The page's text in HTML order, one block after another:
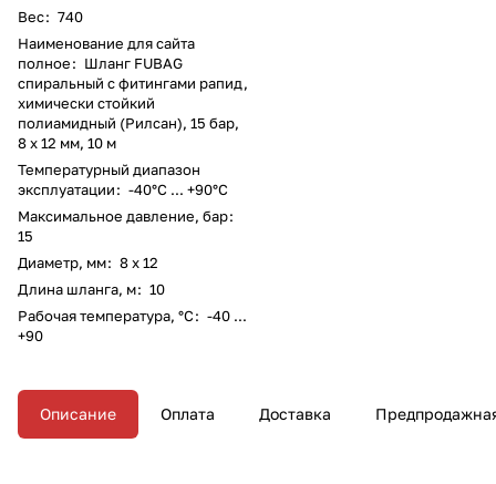
Вес: 740
Наименование для сайта
полное: Шланг FUBAG
спиральный с фитингами рапид,
химически стойкий
полиамидный (Рилсан), 15 бар,
8 x 12 мм, 10 м
Температурный диапазон
эксплуатации: -40°С ... +90°С
Максимальное давление, бар:
15
Диаметр, мм: 8 x 12
Длина шланга, м: 10
Рабочая температура, °C: -40 ...
+90
Описание Оплата Доставка